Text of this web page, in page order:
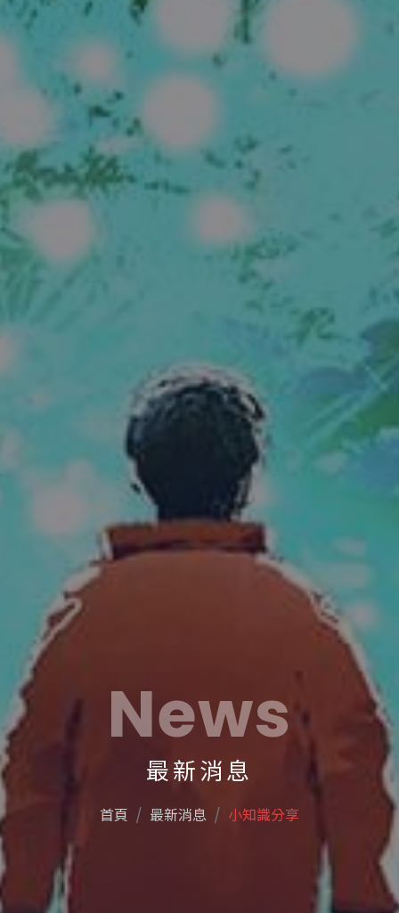
News
最新消息
首頁 最新消息 小知識分享